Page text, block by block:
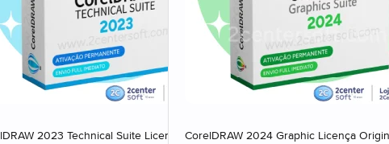
2023 Technical Suite Licença OriginalCorelDRAW 2024 Graphic Licença